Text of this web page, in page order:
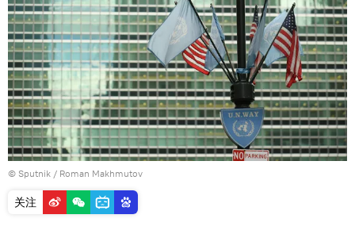
© Sputnik / Roman Makhmutov
关注